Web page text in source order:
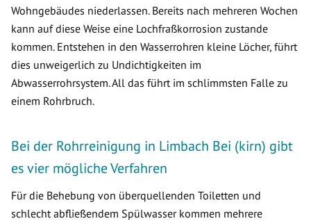
Wohngebäudes niederlassen. Bereits nach mehreren Wochen
kann auf diese Weise eine Lochfraßkorrosion zustande
kommen. Entstehen in den Wasserrohren kleine Löcher, führt
dies unweigerlich zu Undichtigkeiten im
Abwasserrohrsystem. All das führt im schlimmsten Falle zu
einem Rohrbruch.
Bei der Rohrreinigung in Limbach Bei (kirn) gibt
es vier mögliche Verfahren
Für die Behebung von überquellenden Toiletten und
schlecht abfließendem Spülwasser kommen mehrere